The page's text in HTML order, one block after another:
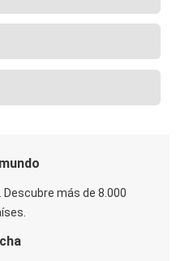
más de 8.000